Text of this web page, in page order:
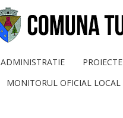
ADMINISTRATIE PROIECTE
MONITORUL OFICIAL LOCAL
Audiente